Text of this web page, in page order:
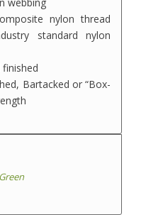
nylon thread
standard nylon
Bartacked or “Box-